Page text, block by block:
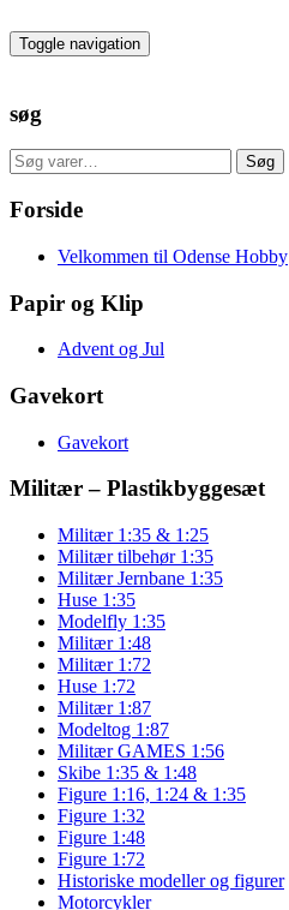
to
the
Toggle navigation
søg
Søg
efter:
Søg
Forside
Velkommen til Odense Hobby
Papir og Klip
Advent og Jul
Gavekort
Gavekort
Militær – Plastikbyggesæt
Militær 1:35 & 1:25
Militær tilbehør 1:35
Militær Jernbane 1:35
Huse 1:35
Modelfly 1:35
Militær 1:48
Militær 1:72
Huse 1:72
Militær 1:87
Modeltog 1:87
Militær GAMES 1:56
Skibe 1:35 & 1:48
Figure 1:16, 1:24 & 1:35
Figure 1:32
Figure 1:48
Figure 1:72
Historiske modeller og figurer
Motorcykler